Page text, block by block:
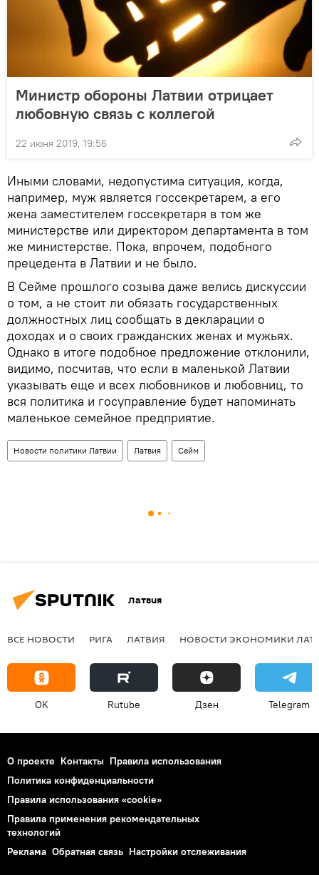
Министр обороны Латвии отрицает
любовную связь с коллегой
22 июня 2019, 19:56
Иными словами, недопустима ситуация, когда,
например, муж является госсекретарем, а его
жена заместителем госсекретаря в том же
министерстве или директором департамента в том
же министерстве. Пока, впрочем, подобного
прецедента в Латвии и не было.
В Сейме прошлого созыва даже велись дискуссии
о том, а не стоит ли обязать государственных
должностных лиц сообщать в декларации о
доходах и о своих гражданских женах и мужьях.
Однако в итоге подобное предложение отклонили,
видимо, посчитав, что если в маленькой Латвии
указывать еще и всех любовников и любовниц, то
вся политика и госуправление будет напоминать
маленькое семейное предприятие.
Новости политики Латвии Латвия Сейм
Латвия
ВСЕ НОВОСТИ РИГА ЛАТВИЯ НОВОСТИ ЭКОНОМИКИ
OK Rutube Дзен Telegram
О проекте Контакты Правила использования
Политика конфиденциальности
Правила использования «cookie»
Правила применения рекомендательных
технологий
Реклама Обратная связь Настройки отслеживания